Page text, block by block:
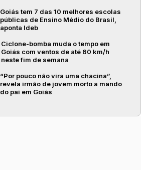
Goiás tem 7 das 10 melhores escolas
públicas de Ensino Médio do Brasil,
aponta Ideb
Ciclone-bomba muda o tempo em
Goiás com ventos de até 60 km/h
neste fim de semana
“Por pouco não vira uma chacina”,
revela irmão de jovem morto a mando
do pai em Goiás